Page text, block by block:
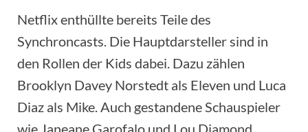
Netflix enthüllte bereits Teile des
Synchroncasts. Die Hauptdarsteller sind in
den Rollen der Kids dabei. Dazu zählen
Brooklyn Davey Norstedt als Eleven und Luca
Diaz als Mike. Auch gestandene Schauspieler
wie Janeane Garofalo und Lou Diamond